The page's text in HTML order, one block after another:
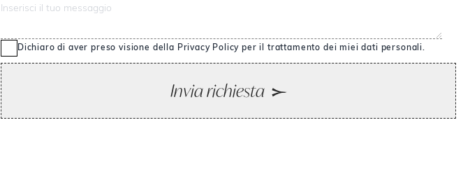
Dichiaro di aver preso visione della Privacy Policy per il trattamento dei miei dati personali.
Invia richiesta